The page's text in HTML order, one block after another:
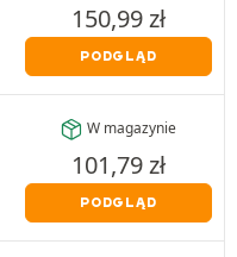
150,99zł
PODGLĄD
W magazynie
101,79zł
PODGLĄD